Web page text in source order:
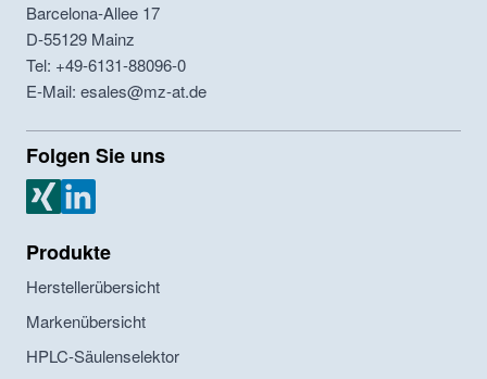
Barcelona-Allee 17
D-55129 Mainz
Tel: +49-6131-88096-0
E-Mail: esales@mz-at.de
Folgen Sie uns
MZ Analysentechnik Xing
MZ Analysentechnik LinkedIn
Produkte
Herstellerübersicht
Markenübersicht
HPLC-Säulenselektor